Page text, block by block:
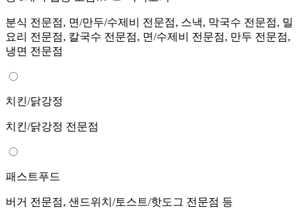
분식 전문점, 면/만두/수제비 전문점, 스낵, 막국수 전문점, 밀
요리 전문점, 칼국수 전문점, 면/수제비 전문점, 만두 전문점,
냉면 전문점
치킨/닭강정
치킨/닭강정 전문점
패스트푸드
버거 전문점, 샌드위치/토스트/핫도그 전문점 등